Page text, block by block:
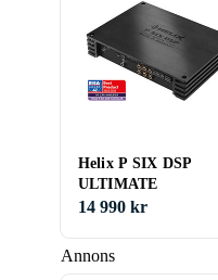
Annons
Helix P SIX DSP
ULTIMATE
14 990 kr